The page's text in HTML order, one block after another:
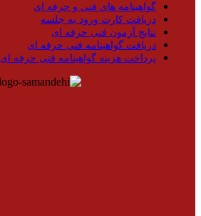
گواهینامه های فنی و حرفه ای
دریافت کارت ورود به جلسه
نتایج آزمون فنی حرفه ای
دریافت گواهینامه فنی حرفه ای
پرداخت هزینه گواهینامه فنی حرفه ای